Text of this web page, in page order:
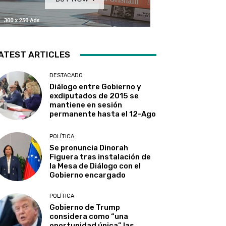
ARTICLES
DESTACADO
Diálogo entre Gobierno y
exdiputados de 2015 se
mantiene en sesión
permanente hasta el 12-Ago
POLÍTICA
Se pronuncia Dinorah
Figuera tras instalación de
la Mesa de Diálogo con el
Gobierno encargado
POLÍTICA
Gobierno de Trump
considera como “una